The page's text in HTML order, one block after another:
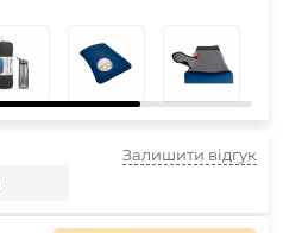
Залишити відгук